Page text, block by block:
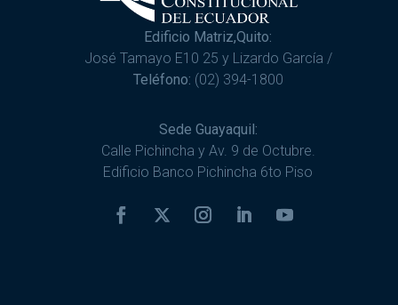
Edificio Matriz,Quito:
José Tamayo E10 25 y Lizardo García /
Teléfono: (02) 394-1800
Sede Guayaquil:
Calle Pichincha y Av. 9 de Octubre.
Edificio Banco Pichincha 6to Piso